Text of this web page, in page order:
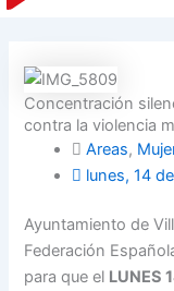
Concentración
contra la violencia
Areas,
lunes, 14
Ayuntamiento de
Federación
para que el LUNES